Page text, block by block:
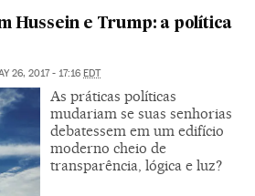
Hussein e Trump: a política
26, 2017 - 17:16 EDT
As práticas políticas
mudariam se suas senhorias
debatessem em um edifício
moderno cheio de
transparência, lógica e luz?